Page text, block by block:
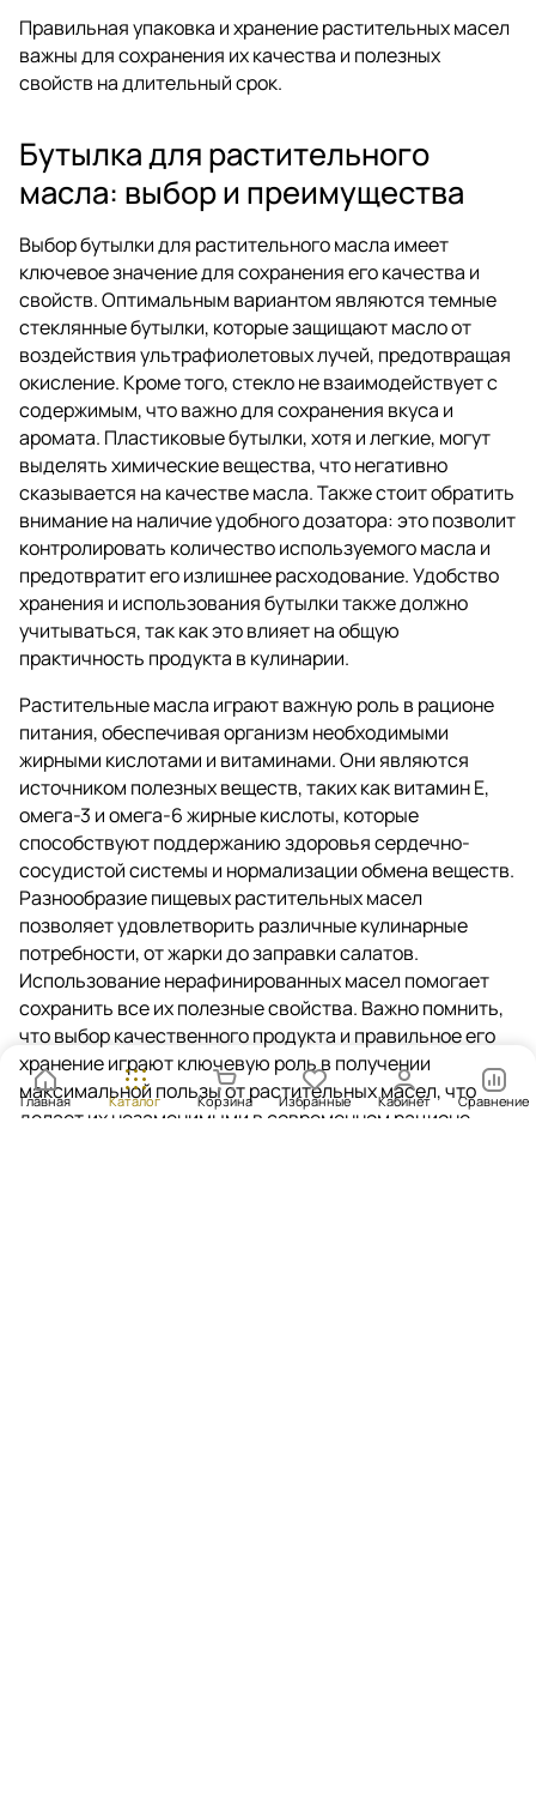
Правильная упаковка и хранение растительных масел
важны для сохранения их качества и полезных
свойств на длительный срок.
Бутылка для растительного
масла: выбор и преимущества
Выбор бутылки для растительного масла имеет
ключевое значение для сохранения его качества и
свойств. Оптимальным вариантом являются темные
стеклянные бутылки, которые защищают масло от
воздействия ультрафиолетовых лучей, предотвращая
окисление. Кроме того, стекло не взаимодействует с
содержимым, что важно для сохранения вкуса и
аромата. Пластиковые бутылки, хотя и легкие, могут
выделять химические вещества, что негативно
сказывается на качестве масла. Также стоит обратить
внимание на наличие удобного дозатора: это позволит
контролировать количество используемого масла и
предотвратит его излишнее расходование. Удобство
хранения и использования бутылки также должно
учитываться, так как это влияет на общую
практичность продукта в кулинарии.
Растительные масла играют важную роль в рационе
питания, обеспечивая организм необходимыми
жирными кислотами и витаминами. Они являются
источником полезных веществ, таких как витамин E,
омега-3 и омега-6 жирные кислоты, которые
способствуют поддержанию здоровья сердечно-
сосудистой системы и нормализации обмена веществ.
Разнообразие пищевых растительных масел
позволяет удовлетворить различные кулинарные
потребности, от жарки до заправки салатов.
Использование нерафинированных масел помогает
сохранить все их полезные свойства. Важно помнить,
что выбор качественного продукта и правильное его
хранение играют ключевую роль в получении
максимальной пользы от растительных масел, что
делает их незаменимыми в современном рационе.
Главная Каталог Корзина Избранные Кабинет Сравнение